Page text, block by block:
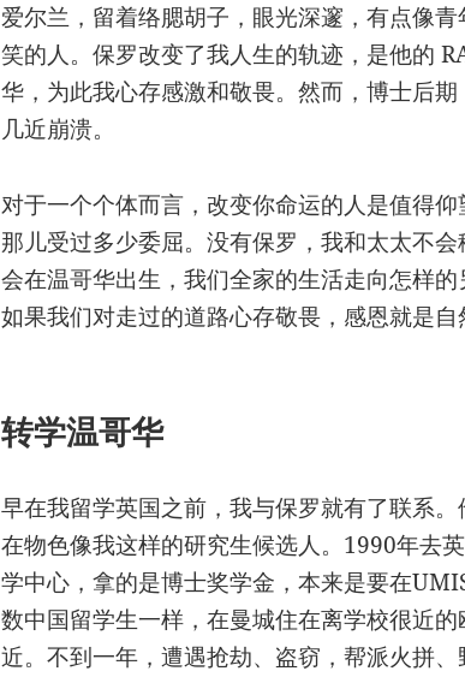
爱尔兰，留着络腮胡子，眼光深邃，有点像
笑的人。保罗改变了我人生的轨迹，是他的
华，为此我心存感激和敬畏。然而，博士后
几近崩溃。
对于一个个体而言，改变你命运的人是值得
那儿受过多少委屈。没有​保罗，我和太太不
会在温哥华出生，我们全家的生活走向怎样的
如果我们对走过的道路心存敬畏，感恩就是自
转学温哥华
早在我留学英国之前，我与保罗就有了联系
在物色像我这样的研究生候选人。1990年去
学中心，拿的是博士奖学金，本来是要在
数中国留学生一样，在曼城住在离学校很近
近。不到一年，遭遇抢劫、盗窃，帮派火拼